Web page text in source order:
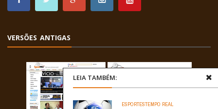
LEIA TAMBÉM:
ESPORTESTEMPO REAL
VERSÕES ANTIGAS